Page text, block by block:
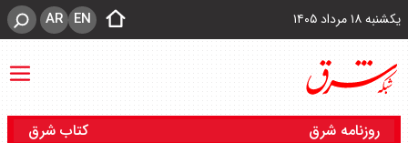
یکشنبه ۱۸ مرداد ۱۴۰۵ EN
AR
روزنامه شرق کتاب شرق